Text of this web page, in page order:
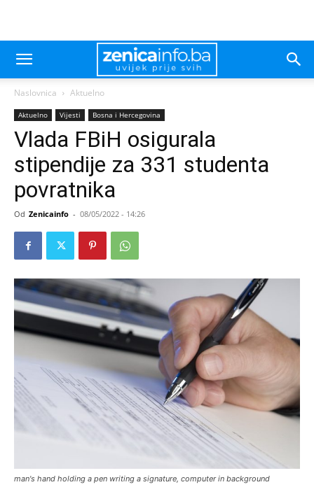
Naslovnica Aktuelno
Aktuelno Vijesti Bosna i Hercegovina
Vlada FBiH osigurala
stipendije za 331 studenta
povratnika
Od Zenicainfo - 08/05/2022 - 14:26
man's hand holding a pen writing a signature, computer in background